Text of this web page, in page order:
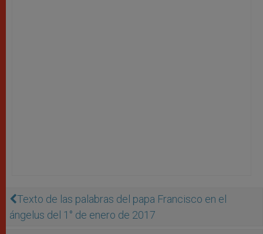
Texto de las palabras del papa Francisco en el
ángelus del 1° de enero de 2017